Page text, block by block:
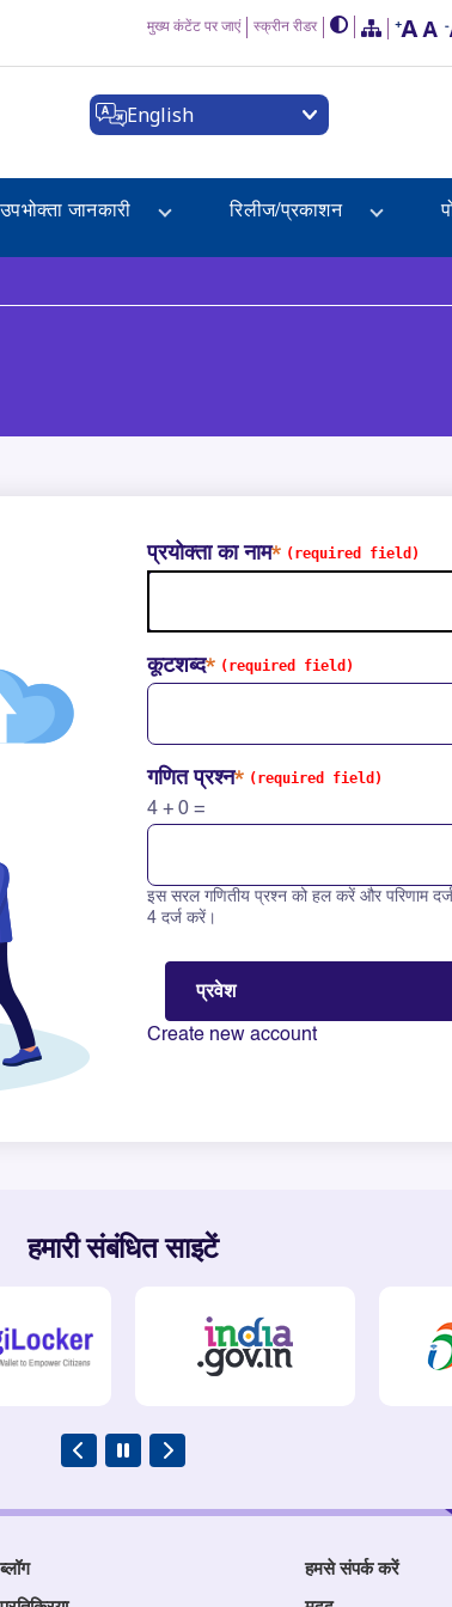
मुख्य कंटेंट पर जाएं स्क्रीन रीडर
English
उपभोक्ता जानकारी रिलीज/प्रकाशन
प्रयोक्ता का नाम
कूटशब्द
गणित प्रश्न
4 + 0 =
Solve this math question: 4 + 0 =
इस सरल गणितीय प्रश्न को हल करें और परिणाम
4 दर्ज करें।
Create new account
हमारी संबंधित साइटें
ब्लॉग हमसे संपर्क करें